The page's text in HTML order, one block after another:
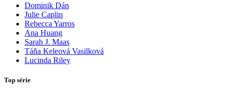
Dominik Dán
Julie Caplin
Rebecca Yarros
Ana Huang
Sarah J. Maas
Táňa Keleová Vasilková
Lucinda Riley
Top série